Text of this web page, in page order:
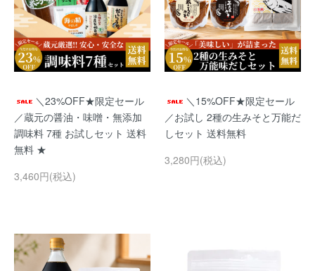
＼23%OFF★限定セール
／蔵元の醤油・味噌・無添加
調味料 7種 お試しセット 送料
無料 ★
3,460円(税込)
＼15%OFF★限定セール
／お試し 2種の生みそと万能だ
しセット 送料無料
3,280円(税込)